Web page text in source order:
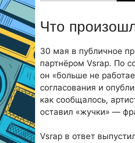
Что
30 мая в публичное
партнёром Vsrap. По
он «больше не
согласования и
как сообщалось,
оставил «жучки» —
Vsrap в ответ